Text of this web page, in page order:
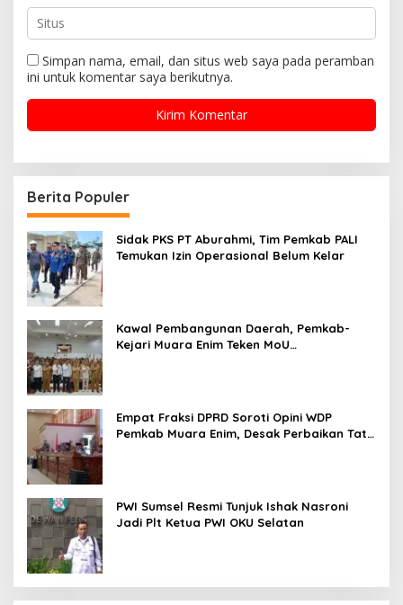
Simpan nama, email, dan situs web saya pada peramban
ini untuk komentar saya berikutnya.
Berita Populer
Sidak PKS PT Aburahmi, Tim Pemkab PALI
Temukan Izin Operasional Belum Kelar
Kawal Pembangunan Daerah, Pemkab-
Kejari Muara Enim Teken MoU
Empat Fraksi DPRD Soroti Opini WDP
Pemkab Muara Enim, Desak Perbaikan Tata
PWI Sumsel Resmi Tunjuk Ishak Nasroni
Jadi Plt Ketua PWI OKU Selatan